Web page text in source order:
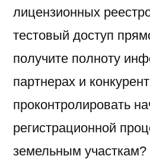
лицензионных
тестовый доступ
получите полноту
партнерах и
проконтролировать
регистрационной
земельным участкам?